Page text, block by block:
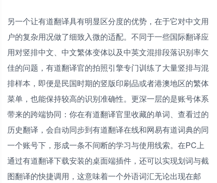
另一个让有道翻译具有明显区分度的优势，在于它对中文用
户的复杂用况做了细致入微的适配。不同于一些国际翻译应
用对竖排中文、中文繁体变体以及中英文混排段落识别率欠
佳的问题，有道翻译官的拍照引擎专门训练了大量竖排与混
排样本，即便是民国时期的竖版印刷品或者港澳地区的繁体
菜单，也能保持较高的识别准确性。更深一层的是账号体系
带来的跨端协同：你在有道翻译官里收藏的单词、查看过的
历史翻译，会自动同步到有道翻译在线和网易有道词典的同
一个账号下，形成一条不间断的学习与使用线索。在PC上
通过有道翻译下载安装的桌面端插件，还可以实现划词与截
图翻译的快捷调用，这意味着一个外语词汇无论出现在邮